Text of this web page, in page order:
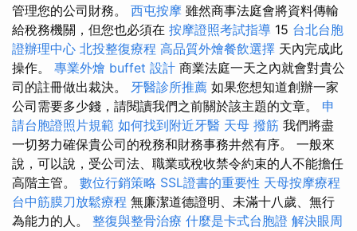
管理您的公司財務。 西屯按摩 雖然商事法庭會將資料傳輸
給稅務機關，但您也必須在 按摩證照考試指導 15 台北台胞
證辦理中心 北投整復療程 高品質外燴餐飲選擇 天內完成此
操作。 專業外燴 buffet 設計 商業法庭一天之內就會對貴公
司的註冊做出裁決。 牙醫診所推薦 如果您想知道創辦一家
公司需要多少錢，請閱讀我們之前關於該主題的文章。 申
請台胞證照片規範 如何找到附近牙醫 天母 撥筋 我們將盡
一切努力確保貴公司的稅務和財務事務井然有序。 一般來
說，可以說，受公司法、職業或稅收禁令約束的人不能擔任
高階主管。 數位行銷策略 SSL證書的重要性 天母按摩療程
台中筋膜刀放鬆療程 無廉潔道德證明、未滿十八歲、無行
為能力的人。 整復與整骨治療 什麼是卡式台胞證 解決眼周